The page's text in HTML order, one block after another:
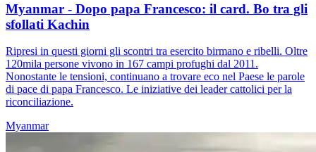
Myanmar - Dopo papa Francesco: il card. Bo tra gli
sfollati Kachin
Ripresi in questi giorni gli scontri tra esercito birmano e ribelli. Oltre
120mila persone vivono in 167 campi profughi dal 2011.
Nonostante le tensioni, continuano a trovare eco nel Paese le parole
di pace di papa Francesco. Le iniziative dei leader cattolici per la
riconciliazione.
Myanmar